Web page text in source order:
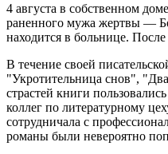
4 августа в собственном
раненного мужа жертвы —
находится в больнице.
В течение своей
"Укротительница снов",
страстей книги
коллег по литературному
сотрудничала с
романы были невероятно